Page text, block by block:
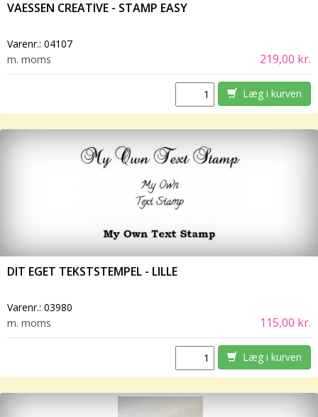
VAESSEN CREATIVE - STAMP EASY
Varenr.: 04107
m. moms
219,00 kr.
Læg i kurven
DIT EGET TEKSTSTEMPEL - LILLE
Varenr.: 03980
m. moms
115,00 kr.
Læg i kurven